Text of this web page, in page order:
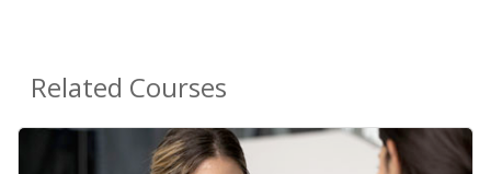
Related Courses